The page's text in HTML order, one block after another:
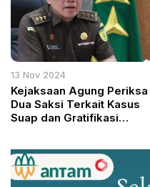
13 Nov 2024
Kejaksaan Agung Periksa
Dua Saksi Terkait Kasus
Suap dan Gratifikasi